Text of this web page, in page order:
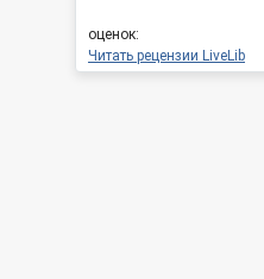
оценок:
Читать рецензии LiveLib